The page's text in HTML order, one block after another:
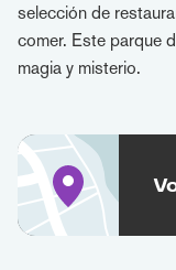
selección de
comer. Este parque
magia y misterio.